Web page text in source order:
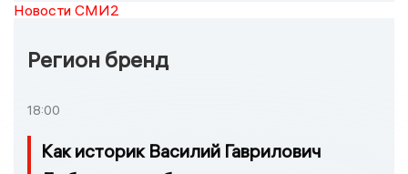
Новости СМИ2
Регион бренд
18:00
Как историк Василий Гаврилович